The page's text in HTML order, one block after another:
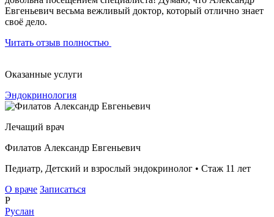
Евгеньевич весьма вежливый доктор, который отлично знает
своё дело.
Читать отзыв полностью
Оказанные услуги
Эндокринология
Лечащий врач
Филатов Александр Евгеньевич
Педиатр, Детский и взрослый эндокринолог • Стаж 11 лет
О враче Записаться
Р
Руслан